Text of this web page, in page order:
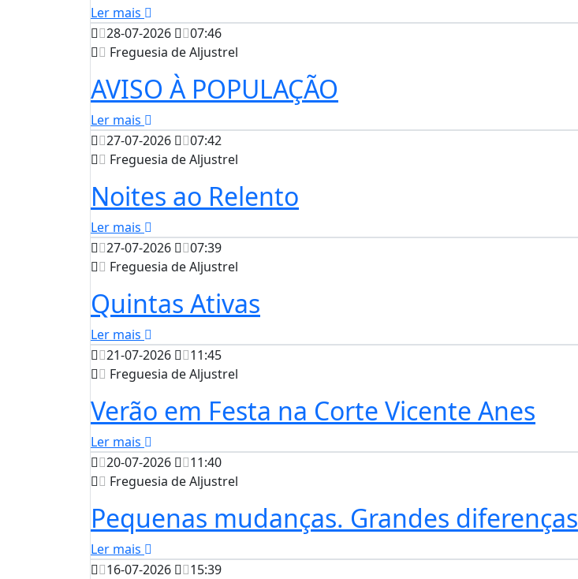
Ler mais
28-07-2026
07:46
Freguesia de Aljustrel
AVISO À POPULAÇÃO
Ler mais
27-07-2026
07:42
Freguesia de Aljustrel
Noites ao Relento
Ler mais
27-07-2026
07:39
Freguesia de Aljustrel
Quintas Ativas
Ler mais
21-07-2026
11:45
Freguesia de Aljustrel
Verão em Festa na Corte Vicente Anes
Ler mais
20-07-2026
11:40
Freguesia de Aljustrel
Pequenas mudanças. Grandes diferenças
Ler mais
16-07-2026
15:39